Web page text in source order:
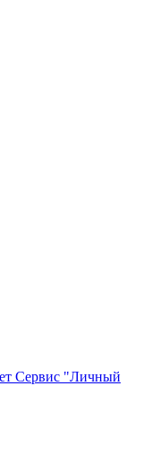
Сервис "Личный